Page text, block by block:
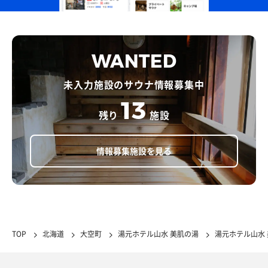
WANTED
未入力施設のサウナ情報募集中
残り 13 施設
情報募集施設を見る
TOP 北海道 大空町 湯元ホテル山水 美肌の湯 湯元ホテル山水